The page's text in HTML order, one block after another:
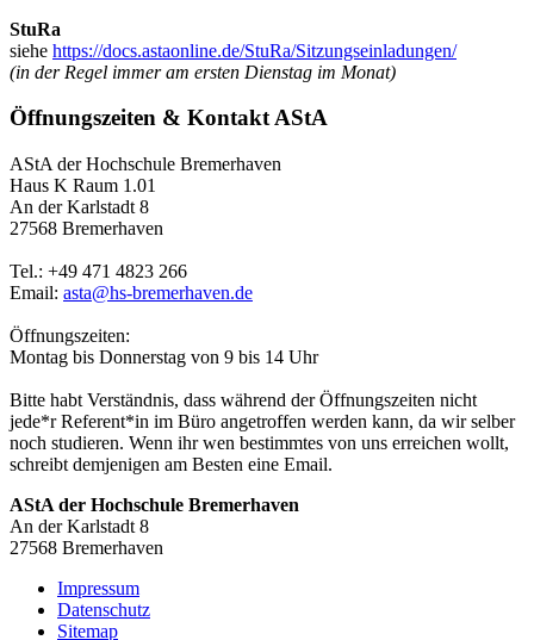
StuRa
siehe https://docs.astaonline.de/StuRa/Sitzungseinladungen/
(in der Regel immer am ersten Dienstag im Monat)
Öffnungszeiten & Kontakt AStA
AStA der Hochschule Bremerhaven
Haus K Raum 1.01
An der Karlstadt 8
27568 Bremerhaven
Tel.: +49 471 4823 266
Email: asta@hs-bremerhaven.de
Öffnungszeiten:
Montag bis Donnerstag von 9 bis 14 Uhr
Bitte habt Verständnis, dass während der Öffnungszeiten nicht
jede*r Referent*in im Büro angetroffen werden kann, da wir selber
noch studieren. Wenn ihr wen bestimmtes von uns erreichen wollt,
schreibt demjenigen am Besten eine Email.
AStA der Hochschule Bremerhaven
An der Karlstadt 8
27568 Bremerhaven
Impressum
Datenschutz
Sitemap